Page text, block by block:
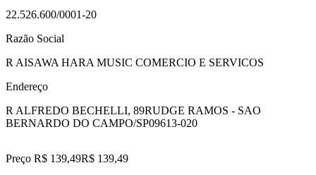
22.526.600/0001-20
Razão Social
R AISAWA HARA MUSIC COMERCIO E SERVICOS
Endereço
R ALFREDO BECHELLI, 89RUDGE RAMOS - SAO
BERNARDO DO CAMPO/SP09613-020
Preço R$ 139,49R$ 139,49